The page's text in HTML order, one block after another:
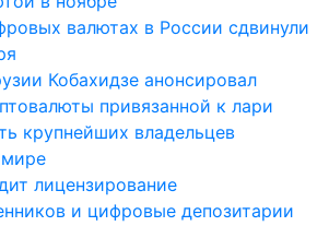
валютах в России сдвинули
Кобахидзе анонсировал
привязанной к лари
крупнейших владельцев
лицензирование
и цифровые депозитарии